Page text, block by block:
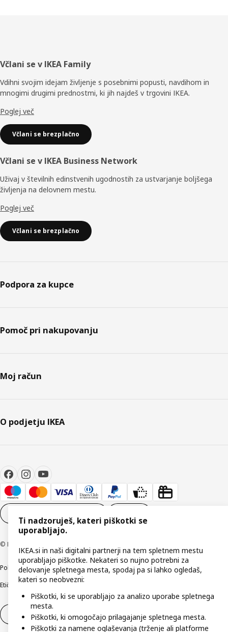
Noga
Včlani se v IKEA Family
Vdihni svojim idejam življenje s posebnimi popusti, navdihom in
mnogimi drugimi prednostmi, ki jih najdeš v trgovini IKEA.
Poglej več
Včlani se brezplačno
Včlani se v IKEA Business Network
Uživaj v številnih edinstvenih ugodnostih za ustvarjanje boljšega
življenja na delovnem mestu.
Poglej več
Včlani se brezplačno
Podpora za kupce
Pomoč pri nakupovanju
Moj račun
O podjetju IKEA
© Inter IKEA Systems B.V. 1999–2026
Politika zasebnostiPravilnik o piškotkih Pogoji poslovanjaPodatki o podjetju
Etično odkrivanje varnostnih pomanjkljivosti
Odstop od pogodbe Odstop od pogodbe (storitve)
Ti nadzoruješ, kateri piškotki se
uporabljajo.
IKEA.si in naši digitalni partnerji na tem spletnem mestu
uporabljajo piškotke. Nekateri so nujno potrebni za
delovanje spletnega mesta, spodaj pa si lahko ogledaš,
kateri so neobvezni:
Piškotki, ki se uporabljajo za analizo uporabe spletnega
mesta.
Piškotki, ki omogočajo prilagajanje spletnega mesta.
Piškotki za namene oglaševanja (trženje ali platforme